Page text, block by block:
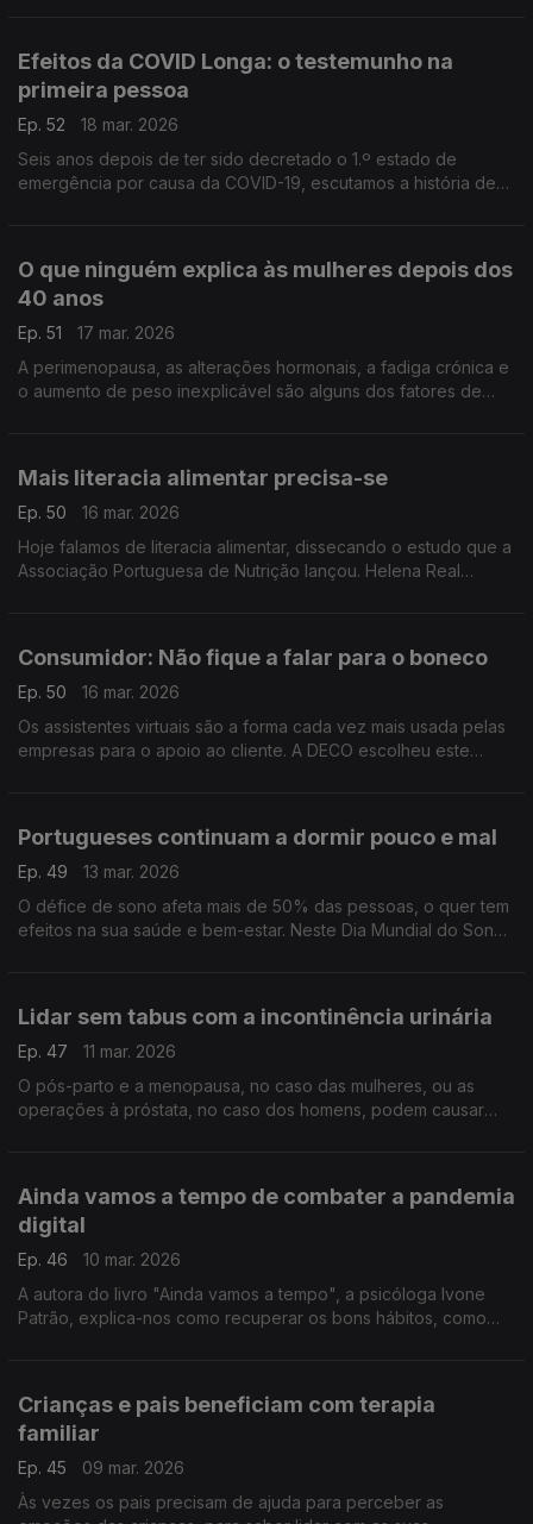
Efeitos da COVID Longa: o testemunho na
primeira pessoa
Ep. 52
18 mar. 2026
Seis anos depois de ter sido decretado o 1.º estado de
emergência por causa da COVID-19, escutamos a história de
O que ninguém explica às mulheres depois dos
40 anos
Ep. 51
17 mar. 2026
A perimenopausa, as alterações hormonais, a fadiga crónica e
o aumento de peso inexplicável são alguns dos fatores de
Mais literacia alimentar precisa-se
Ep. 50
16 mar. 2026
Hoje falamos de literacia alimentar, dissecando o estudo que a
Associação Portuguesa de Nutrição lançou. Helena Real
Consumidor: Não fique a falar para o boneco
Ep. 50
16 mar. 2026
Os assistentes virtuais são a forma cada vez mais usada pelas
empresas para o apoio ao cliente. A DECO escolheu este
Portugueses continuam a dormir pouco e mal
Ep. 49
13 mar. 2026
O défice de sono afeta mais de 50% das pessoas, o quer tem
efeitos na sua saúde e bem-estar. Neste Dia Mundial do Sono
Lidar sem tabus com a incontinência urinária
Ep. 47
11 mar. 2026
O pós-parto e a menopausa, no caso das mulheres, ou as
operações à próstata, no caso dos homens, podem causar
Ainda vamos a tempo de combater a pandemia
digital
Ep. 46
10 mar. 2026
A autora do livro "Ainda vamos a tempo", a psicóloga Ivone
Patrão, explica-nos como recuperar os bons hábitos, como
Crianças e pais beneficiam com terapia
familiar
Ep. 45
09 mar. 2026
Às vezes os pais precisam de ajuda para perceber as